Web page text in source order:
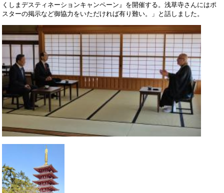
くしまデスティネーションキャンペーン』を開催する。浅草寺さんにはポ
スターの掲示など御協力をいただければ有り難い。」と話しました。